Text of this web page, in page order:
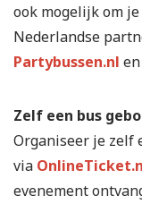
ook mogelijk om
Nederlandse
Partybussen.nl en
Zelf een bus
Organiseer je zelf
via
evenement